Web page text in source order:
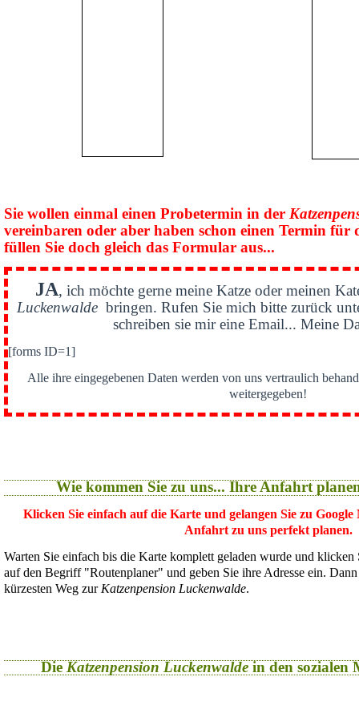
Sie wollen einmal einen Probetermin in der
vereinbaren oder aber haben schon einen Termin für
füllen Sie doch gleich das Formular aus...
JA, ich möchte gerne meine Katze oder meinen
Luckenwaldebringen. Rufen Sie mich bitte zurück
schreiben sie mir eine Email... Meine
[forms ID=1]
Alle ihre eingegebenen Daten werden von uns vertraulich
weitergegeben!
Wie kommen Sie zu uns... Ihre Anfahrt
Klicken Sie einfach auf die Karte und gelangen Sie zu
Anfahrt zu uns perfekt planen.
Warten Sie einfach bis die Karte komplett geladen wurde und
auf den Begriff "Routenplaner" und geben Sie ihre Adresse ein.
kürzesten Weg zur Katzenpension Luckenwalde.
Die Katzenpension Luckenwaldein den sozialen